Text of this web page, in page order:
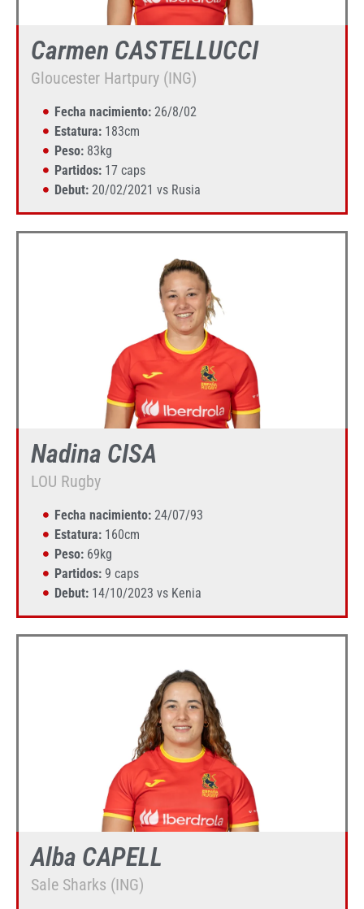
Carmen CASTELLUCCI
Gloucester Hartpury (ING)
Fecha nacimiento:26/8/02
Estatura:183cm
Peso:83kg
Partidos:17 caps
Debut:20/02/2021 vs Rusia
Nadina CISA
LOU Rugby
Fecha nacimiento:24/07/93
Estatura:160cm
Peso:69kg
Partidos:9 caps
Debut:14/10/2023 vs Kenia
Alba CAPELL
Sale Sharks (ING)